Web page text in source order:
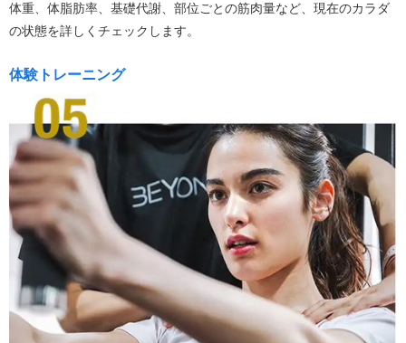
体重、体脂肪率、基礎代謝、部位ごとの筋肉量など、現在のカラダ
の状態を詳しくチェックします。
体験トレーニング